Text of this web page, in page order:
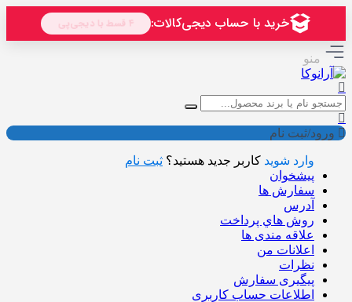
منو
ورود/ثبت نام
وارد شوید کاربر جدید هستید؟ ثبت نام
پیشخوان
سفارش ها
آدرس
روش هاي پرداخت
علاقه مندی ها
اعلانات من
نظرات
پیگیری سفارش
اطلاعات حساب كاربری